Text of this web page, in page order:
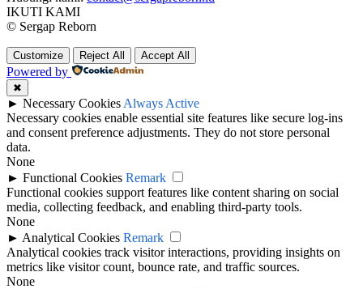
IKUTI KAMI
© Sergap Reborn
Customize Reject All Accept All
Powered by
✖
► Necessary Cookies Always Active
Necessary cookies enable essential site features like secure log-ins
and consent preference adjustments. They do not store personal
data.
None
► Functional Cookies Remark
Functional cookies support features like content sharing on social
media, collecting feedback, and enabling third-party tools.
None
► Analytical Cookies Remark
Analytical cookies track visitor interactions, providing insights on
metrics like visitor count, bounce rate, and traffic sources.
None